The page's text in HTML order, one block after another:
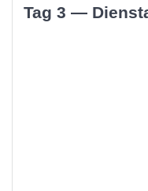
Tag 3 —